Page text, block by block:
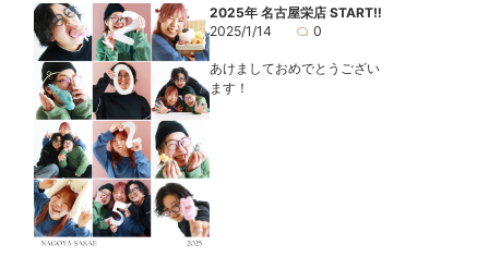
2025年 名古屋栄店 START‼
2025/1/14
0
あけましておめでとうござい
ます！